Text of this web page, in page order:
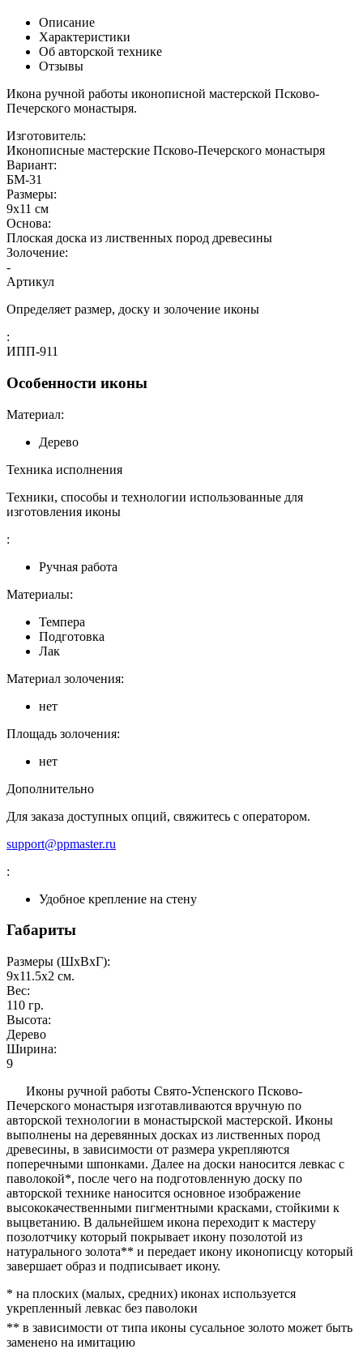
Описание
Характеристики
Об авторской технике
Отзывы
Икона ручной работы иконописной мастерской Псково-
Печерского монастыря.
Изготовитель:
Иконописные мастерские Псково-Печерского монастыря
Вариант:
БМ-31
Размеры:
9х11 см
Основа:
Плоская доска из лиственных пород древесины
Золочение:
-
Артикул
Определяет размер, доску и золочение иконы
:
ИПП-911
Особенности иконы
Материал:
Дерево
Техника исполнения
Техники, способы и технологии использованные для
изготовления иконы
:
Ручная работа
Материалы:
Темпера
Подготовка
Лак
Материал золочения:
нет
Площадь золочения:
нет
Дополнительно
Для заказа доступных опций, свяжитесь с оператором.
support@ppmaster.ru
:
Удобное крепление на стену
Габариты
Размеры (ШxВxГ):
9x11.5x2 см.
Вес:
110 гр.
Высота:
Дерево
Ширина:
9
Иконы ручной работы Свято-Успенского Псково-
Печерского монастыря изготавливаются вручную по
авторской технологии в монастырской мастерской. Иконы
выполнены на деревянных досках из лиственных пород
древесины, в зависимости от размера укрепляются
поперечными шпонками. Далее на доски наносится левкас с
паволокой*, после чего на подготовленную доску по
авторской технике наносится основное изображение
высококачественными пигментными красками, стойкими к
выцветанию. В дальнейшем икона переходит к мастеру
позолотчику который покрывает икону позолотой из
натурального золота** и передает икону иконописцу который
завершает образ и подписывает икону.
* на плоских (малых, средних) иконах используется
укрепленный левкас без паволоки
** в зависимости от типа иконы сусальное золото может быть
заменено на имитацию